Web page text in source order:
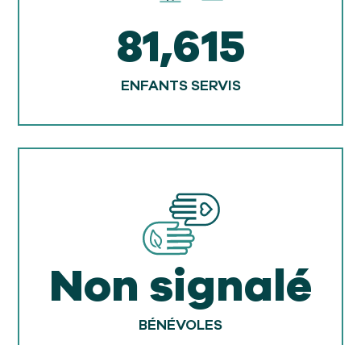
81,615
ENFANTS SERVIS
Non signalé
BÉNÉVOLES